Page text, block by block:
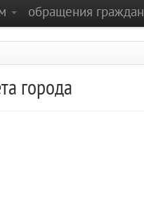
обращения граждан
города